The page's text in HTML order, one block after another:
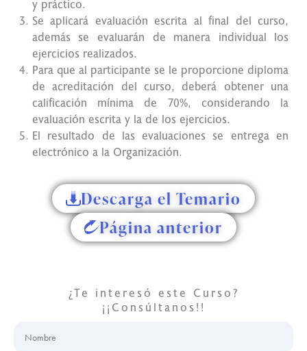
y práctico.
Se aplicará evaluación escrita al final del curso,
además se evaluarán de manera individual los
ejercicios realizados.
Para que al participante se le proporcione diploma
de acreditación del curso, deberá obtener una
calificación mínima de 70%, considerando la
evaluación escrita y la de los ejercicios.
El resultado de las evaluaciones se entrega en
electrónico a la Organización.
Descarga el Temario
Página anterior
Conócenos
¿Te interesó este Curso?
¡¡Consúltanos!!